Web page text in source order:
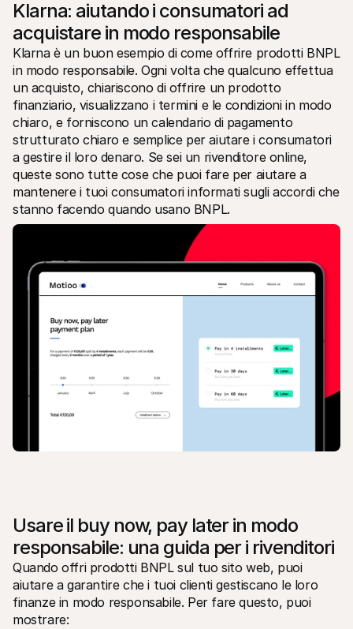
Klarna: aiutando i consumatori ad
acquistare in modo responsabile
Klarna è un buon esempio di come offrire prodotti BNPL
in modo responsabile. Ogni volta che qualcuno effettua
un acquisto, chiariscono di offrire un prodotto
finanziario, visualizzano i termini e le condizioni in modo
chiaro, e forniscono un calendario di pagamento
strutturato chiaro e semplice per aiutare i consumatori
a gestire il loro denaro. Se sei un rivenditore online,
queste sono tutte cose che puoi fare per aiutare a
mantenere i tuoi consumatori informati sugli accordi che
stanno facendo quando usano BNPL.
Usare il buy now, pay later in modo
responsabile: una guida per i rivenditori
Quando offri prodotti BNPL sul tuo sito web, puoi
aiutare a garantire che i tuoi clienti gestiscano le loro
finanze in modo responsabile. Per fare questo, puoi
mostrare: